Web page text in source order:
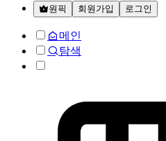
원픽 회원가입 로그인
메인
탐색